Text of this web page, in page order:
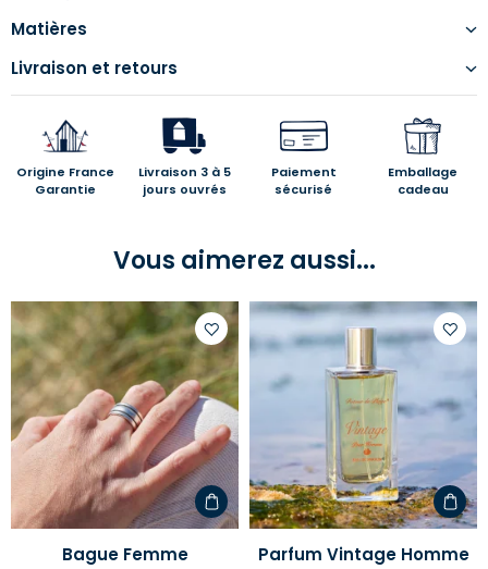
Matières
Livraison et retours
Origine France
Garantie
Livraison 3 à 5
jours ouvrés
Paiement
sécurisé
Emballage
cadeau
Vous aimerez aussi...
Ajouter
à
votre
liste
d'envies
Bague Femme
votre
Parfum Vintage Homme